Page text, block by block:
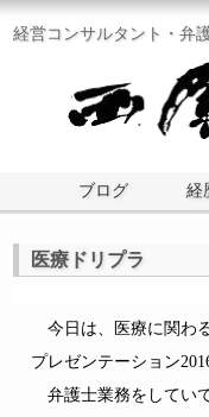
経営コンサルタント・弁
ブログ 経
医療ドリプラ
今日は、医療に関わ
プレゼンテーション
弁護士業務をしてい